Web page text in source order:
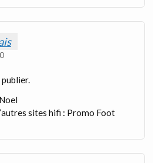
publier.
sites hifi : Promo Foot